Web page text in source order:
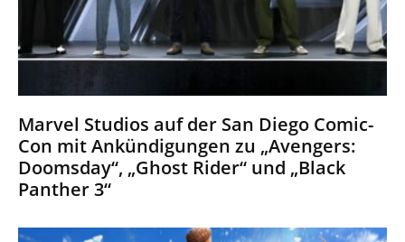
Marvel Studios auf der San Diego Comic-
Con mit Ankündigungen zu „Avengers:
Doomsday“, „Ghost Rider“ und „Black
Panther 3“